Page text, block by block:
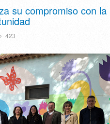
su compromiso con
423